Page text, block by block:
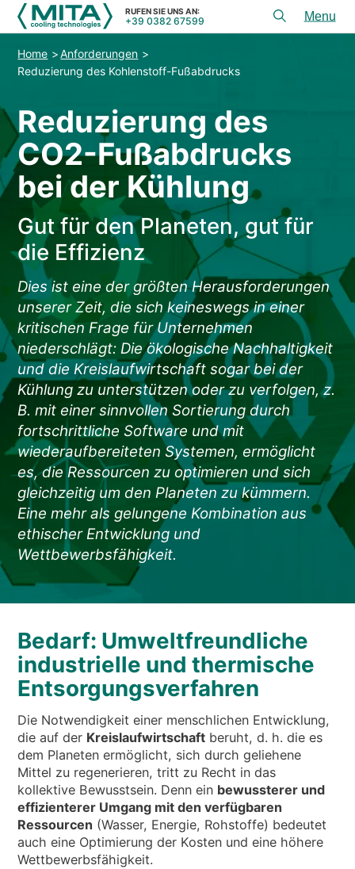
REFERENZEN
NACHRICHTEN & EREIGNISSE
ÜBER UNS
NACHHALTIGKEIT
TECHNISCHE ARTIKEL
RESERVIERTER BEREICH
DE EN IT FR PL
RUFEN SIE UNS AN:
+39 0382 67599
menu
PRODUKTE
DIENSTLEISTUNGEN & BERATUNG
SERVICE
HILFSMITTEL
KONTAKT
RUFEN SIE UNS AN: +39 0382 67599
Home
Anforderungen
Reduzierung des Kohlenstoff-Fußabdrucks
Reduzierung des
CO2-Fußabdrucks
bei der Kühlung
Gut für den Planeten, gut für
die Effizienz
Dies ist eine der größten Herausforderungen
unserer Zeit, die sich keineswegs in einer
kritischen Frage für Unternehmen
niederschlägt: Die ökologische Nachhaltigkeit
und die Kreislaufwirtschaft sogar bei der
Kühlung zu unterstützen oder zu verfolgen, z.
B. mit einer sinnvollen Sortierung durch
fortschrittliche Software und mit
wiederaufbereiteten Systemen, ermöglicht
es, die Ressourcen zu optimieren und sich
gleichzeitig um den Planeten zu kümmern.
Eine mehr als gelungene Kombination aus
ethischer Entwicklung und
Wettbewerbsfähigkeit.
Bedarf: Umweltfreundliche
industrielle und thermische
Entsorgungsverfahren
Die Notwendigkeit einer menschlichen Entwicklung,
die auf der Kreislaufwirtschaft beruht, d. h. die es
dem Planeten ermöglicht, sich durch geliehene
Mittel zu regenerieren, tritt zu Recht in das
kollektive Bewusstsein. Denn ein bewussterer und
effizienterer Umgang mit den verfügbaren
Ressourcen (Wasser, Energie, Rohstoffe) bedeutet
auch eine Optimierung der Kosten und eine höhere
Wettbewerbsfähigkeit.